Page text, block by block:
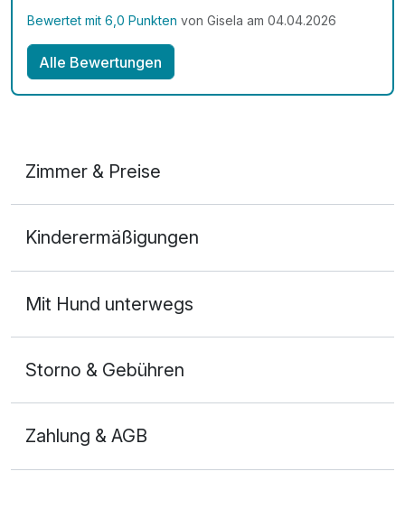
Bewertet mit 6,0 Punkten von Gisela am 04.04.2026
Alle Bewertungen
Zimmer & Preise
2 Erwachsene
Kinderermäßigungen
Mit Hund unterwegs
Storno & Gebühren
Zahlung & AGB